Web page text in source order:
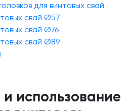
для винтовых свай
свай Ø57
свай Ø76
свай Ø89
и использование